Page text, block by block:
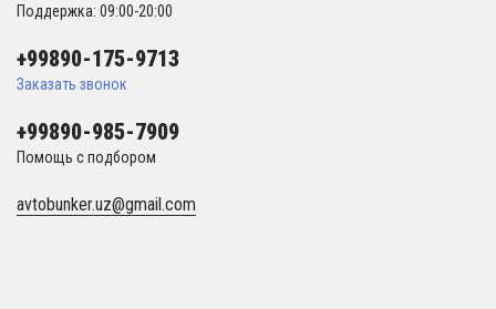
Поддержка: 09:00-20:00
+99890-175-9713
Заказать звонок
+99890-985-7909
Помощь с подбором
avtobunker.uz@gmail.com